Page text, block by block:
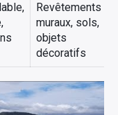
Revêtements
muraux, sols,
objets
décoratifs